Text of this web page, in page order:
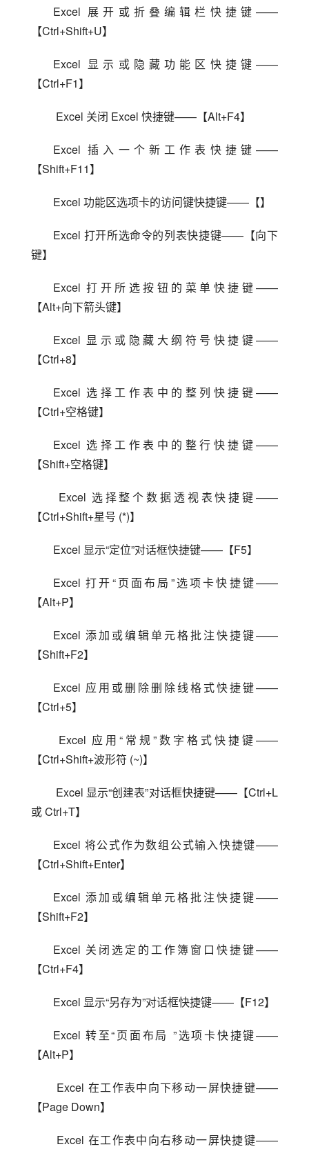
Excel 展开或折叠编辑栏快捷键——
【Ctrl+Shift+U】
Excel 显示或隐藏功能区快捷键——
【Ctrl+F1】
Excel 关闭 Excel 快捷键——【Alt+F4】
Excel 插入一个新工作表快捷键——
【Shift+F11】
Excel 功能区选项卡的访问键快捷键——【】
Excel 打开所选命令的列表快捷键——【向下
键】
Excel 打开所选按钮的菜单快捷键——
【Alt+向下箭头键】
Excel 显示或隐藏大纲符号快捷键——
【Ctrl+8】
Excel 选择工作表中的整列快捷键——
【Ctrl+空格键】
Excel 选择工作表中的整行快捷键——
【Shift+空格键】
【Ctrl+Shift+星号 (*)】
Excel 显示“定位”对话框快捷键——【F5】
Excel 打开“页面布局”选项卡快捷键——
【Alt+P】
Excel 添加或编辑单元格批注快捷键——
【Shift+F2】
Excel 应用或删除删除线格式快捷键——
【Ctrl+5】
【Ctrl+Shift+波形符 (~)】
或 Ctrl+T】
Excel 将公式作为数组公式输入快捷键——
【Ctrl+Shift+Enter】
Excel 添加或编辑单元格批注快捷键——
【Shift+F2】
Excel 关闭选定的工作簿窗口快捷键——
【Ctrl+F4】
Excel 显示“另存为”对话框快捷键——【F12】
Excel 转至“页面布局 ”选项卡快捷键——
【Alt+P】
【Page Down】